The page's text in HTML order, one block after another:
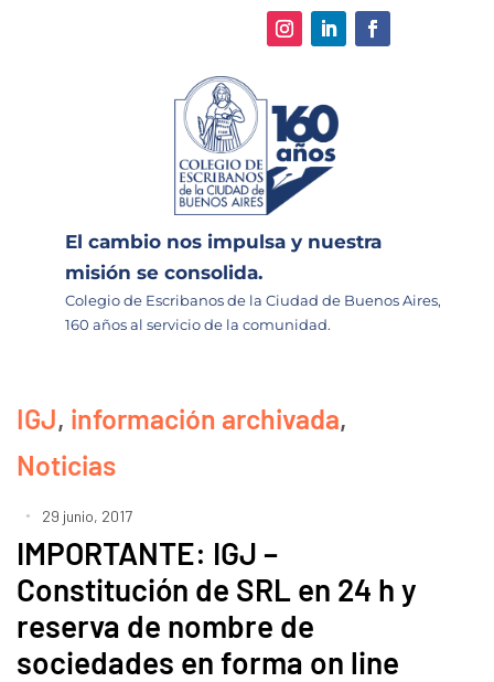
El cambio nos impulsa y nuestra
misión se consolida.
Colegio de Escribanos de la Ciudad de Buenos Aires,
160 años al servicio de la comunidad.
IGJ, información archivada,
Noticias
29 junio, 2017
IMPORTANTE: IGJ –
Constitución de SRL en 24 h y
reserva de nombre de
sociedades en forma on line